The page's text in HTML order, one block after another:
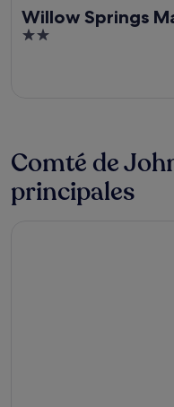
Willow Springs
2
Comté de
principales